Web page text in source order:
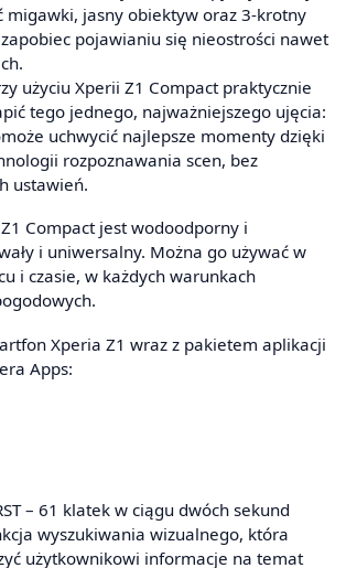
migawki, jasny obiektyw oraz 3-krotny
pojawianiu się nieostrości nawet
użyciu Xperii Z1 Compact praktycznie
tego jednego, najważniejszego ujęcia:
uchwycić najlepsze momenty dzięki
rozpoznawania scen, bez
ustawień.
Compact jest wodoodporny i
i uniwersalny. Można go używać w
i czasie, w każdych warunkach
Xperia Z1 wraz z pakietem aplikacji
Apps:
– 61 klatek w ciągu dwóch sekund
wyszukiwania wizualnego, która
użytkownikowi informacje na temat